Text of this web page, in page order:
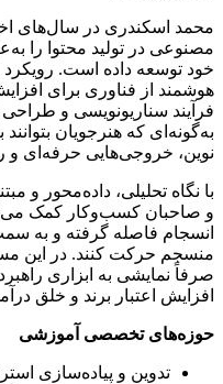
محمد اسکندری در سال‌های
مصنوعی در تولید محتوا را
خود توسعه داده است. رویکرد
هوشمند از فناوری برای
فرآیند سناریونویسی و
به‌گونه‌ای که هنرجویان
نوین، خروجی‌هایی حرفه‌ای و
با نگاه تحلیلی، داده‌محور و
و صاحبان کسب‌وکار کمک
انسجام فاصله گرفته و به
منسجم حرکت کنند. در این
صرفاً نمایشی به ابزاری
افزایش اعتبار برند و خلق
حوزه‌های تخصصی آموزشی
تدوین و پیاده‌سازی